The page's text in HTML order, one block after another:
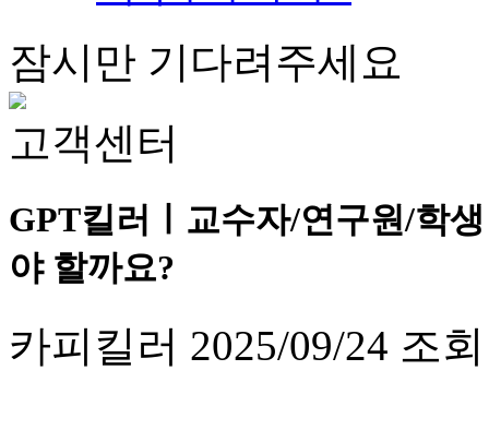
잠시만 기다려주세요
고객센터
GPT킬러ㅣ교수자/연구원/학
야 할까요?
카피킬러 2025/09/24 조